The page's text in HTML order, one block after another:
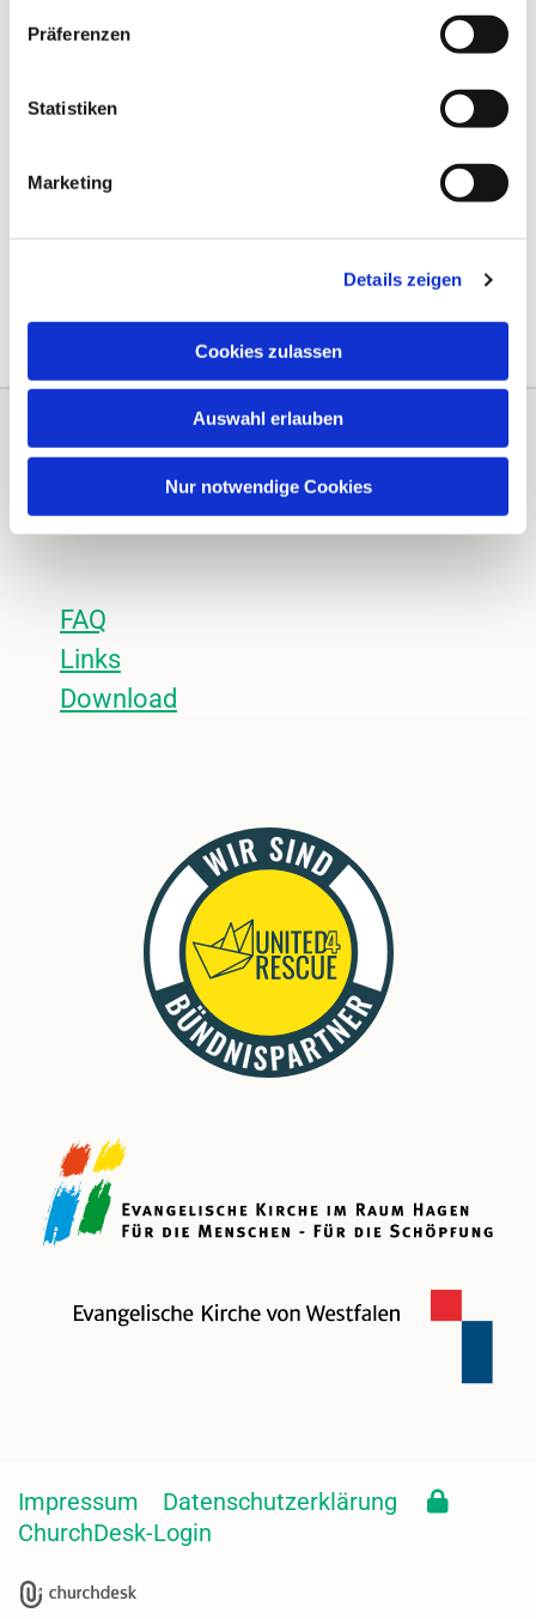
Präferenzen
Statistiken
Marketing
Details zeigen
Cookies zulassen
Auswahl erlauben
Nur notwendige Cookies
Instagram
FAQ
Links
Download
Impressum
Datenschutzerklärung
ChurchDesk-Login